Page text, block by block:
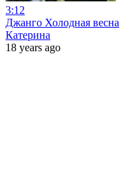
3:12
Джанго Холодная весна
Катерина
18 years ago